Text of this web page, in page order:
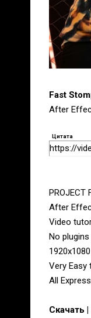
Fast
After
Цитата
https://
PROJECT
After
Video
No
Very
All
Скачать